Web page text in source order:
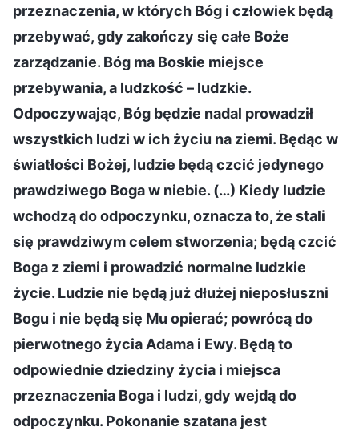
przeznaczenia, w których Bóg i człowiek będą
przebywać, gdy zakończy się całe Boże
zarządzanie. Bóg ma Boskie miejsce
przebywania, a ludzkość – ludzkie.
Odpoczywając, Bóg będzie nadal prowadził
wszystkich ludzi w ich życiu na ziemi. Będąc w
światłości Bożej, ludzie będą czcić jedynego
prawdziwego Boga w niebie. (…) Kiedy ludzie
wchodzą do odpoczynku, oznacza to, że stali
się prawdziwym celem stworzenia; będą czcić
Boga z ziemi i prowadzić normalne ludzkie
życie. Ludzie nie będą już dłużej nieposłuszni
Bogu i nie będą się Mu opierać; powrócą do
pierwotnego życia Adama i Ewy. Będą to
odpowiednie dziedziny życia i miejsca
przeznaczenia Boga i ludzi, gdy wejdą do
odpoczynku. Pokonanie szatana jest